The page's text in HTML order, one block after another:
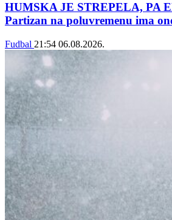
HUMSKA JE STREPELA, PA
Partizan na poluvremenu ima
Fudbal 21:54 06.08.2026.